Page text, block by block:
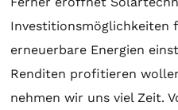
Investitionsmöglichkeiten
erneuerbare Energien
Renditen profitieren
nehmen wir uns viel Zeit.